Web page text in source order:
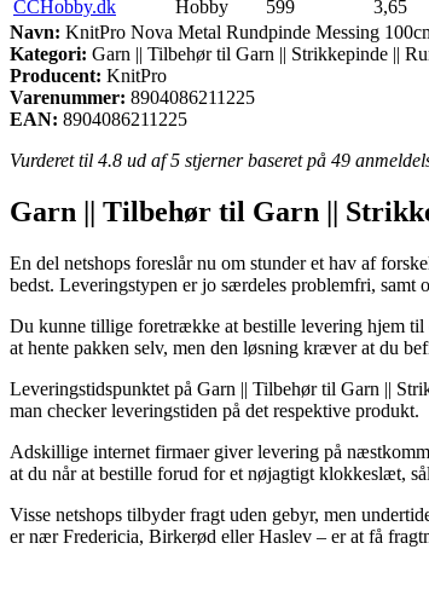
CCHobby.dk Hobby 599 3,65
Navn: KnitPro Nova Metal Rundpinde Messing
Kategori: Garn || Tilbehør til Garn || Strikkepinde ||
Producent: KnitPro
Varenummer: 8904086211225
EAN: 8904086211225
Vurderet til 4.8 ud af 5 stjerner baseret på 49
Garn || Tilbehør til Garn ||
En del netshops foreslår nu om stunder et hav af
bedst. Leveringstypen er jo særdeles problemfri,
Du kunne tillige foretrække at bestille levering hjem til
at hente pakken selv, men den løsning kræver at du
Leveringstidspunktet på Garn || Tilbehør til Garn ||
man checker leveringstiden på det respektive produkt.
Adskillige internet firmaer giver levering på
at du når at bestille forud for et nøjagtigt klokkeslæt,
Visse netshops tilbyder fragt uden gebyr, men
er nær Fredericia, Birkerød eller Haslev – er at få